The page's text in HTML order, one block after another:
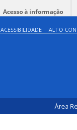
Acesso à informação
ACESSIBILIDADE ALTO
Área